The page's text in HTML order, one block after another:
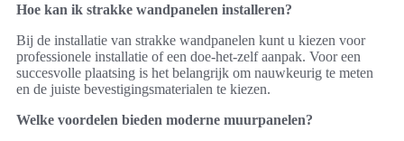
Hoe kan ik strakke wandpanelen installeren?
Bij de installatie van strakke wandpanelen kunt u kiezen voor
professionele installatie of een doe-het-zelf aanpak. Voor een
succesvolle plaatsing is het belangrijk om nauwkeurig te meten
en de juiste bevestigingsmaterialen te kiezen.
Welke voordelen bieden moderne muurpanelen?